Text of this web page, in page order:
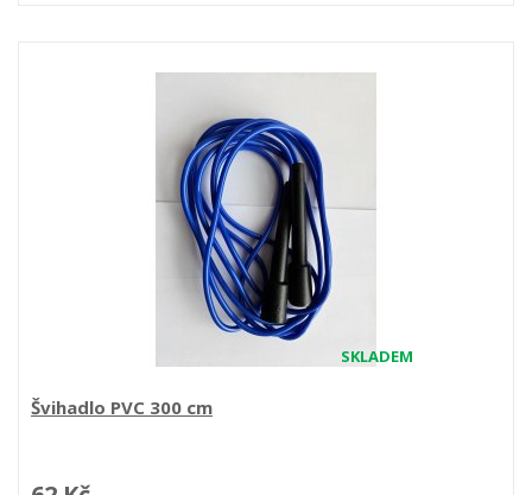
SKLADEM
Švihadlo PVC 300 cm